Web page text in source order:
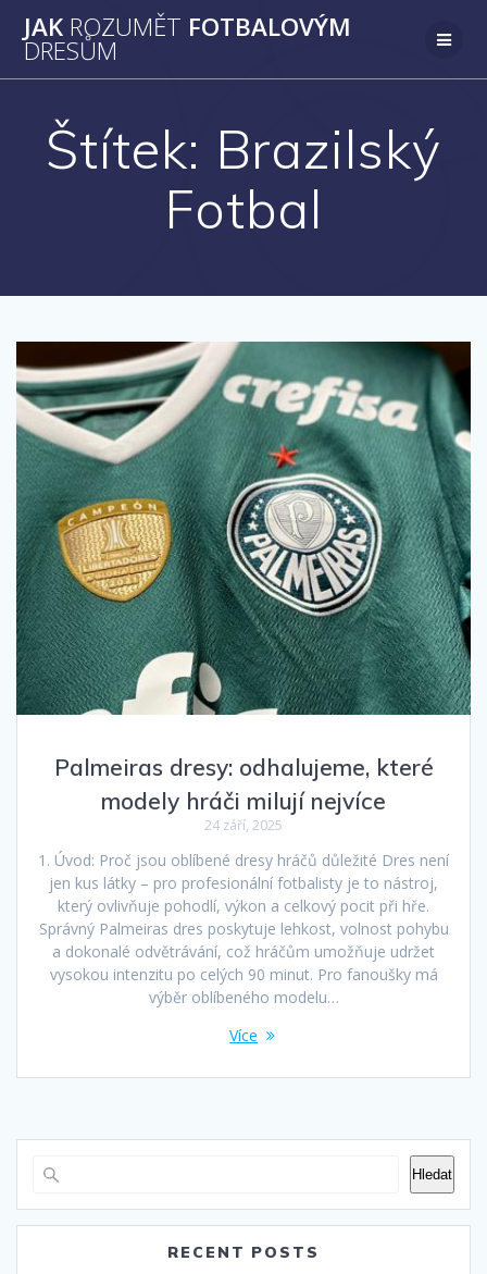
na
JAK ROZUMĚT FOTBALOVÝM
DRESŮM
Štítek: Brazilský
Fotbal
Palmeiras dresy: odhalujeme, které
modely hráči milují nejvíce
24 září, 2025
1. Úvod: Proč jsou oblíbené dresy hráčů důležité Dres není
jen kus látky – pro profesionální fotbalisty je to nástroj,
který ovlivňuje pohodlí, výkon a celkový pocit při hře.
Správný Palmeiras dres poskytuje lehkost, volnost pohybu
a dokonalé odvětrávání, což hráčům umožňuje udržet
vysokou intenzitu po celých 90 minut. Pro fanoušky má
výběr oblíbeného modelu…
Více
Hledat
RECENT POSTS